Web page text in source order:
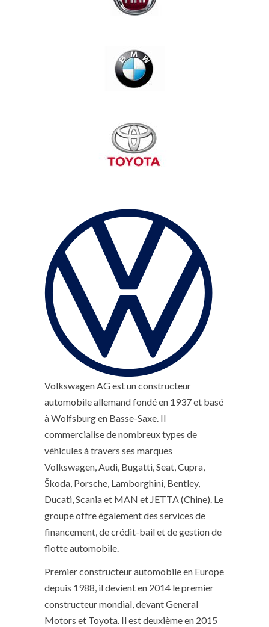
Volkswagen AG est un constructeur
automobile allemand fondé en 1937 et basé
à Wolfsburg en Basse-Saxe. Il
commercialise de nombreux types de
véhicules à travers ses marques
Volkswagen, Audi, Bugatti, Seat, Cupra,
Škoda, Porsche, Lamborghini, Bentley,
Ducati, Scania et MAN et JETTA (Chine). Le
groupe offre également des services de
financement, de crédit-bail et de gestion de
flotte automobile.
Premier constructeur automobile en Europe
depuis 1988, il devient en 2014 le premier
constructeur mondial, devant General
Motors et Toyota. Il est deuxième en 2015